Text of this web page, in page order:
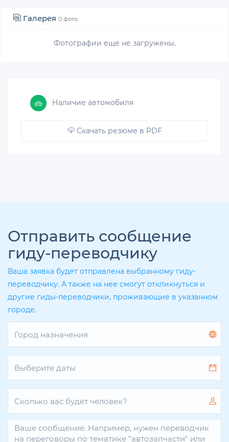
Галерея 0 фото
Фотографии еще не загружены.
Наличие автомобиля
Скачать резюме в PDF
Отправить сообщение
гиду-переводчику
Ваша заявка будет отправлена выбранному гиду-
переводчику. А также на нее смогут откликнуться и
другие гиды-переводчики, проживающие в указанном
городе.